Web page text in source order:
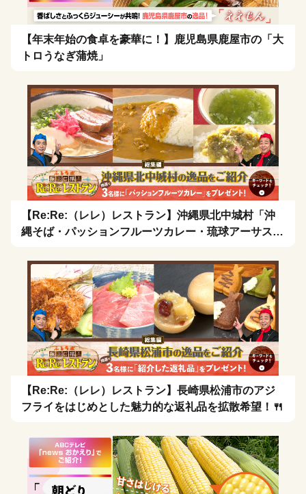
【年末年始の食卓を豪華に！】鹿児島県鹿屋市の「大
トロうなぎ蒲焼」
【Re:Re:（レレ）レストラン】沖縄県北中城村「沖
縄そば・パッションフルーツカレー・琉球アーサスー
【Re:Re:（レレ）レストラン】長崎県松浦市のアジ
フライをはじめとした魅力的な返礼品を拡散希望！🍴